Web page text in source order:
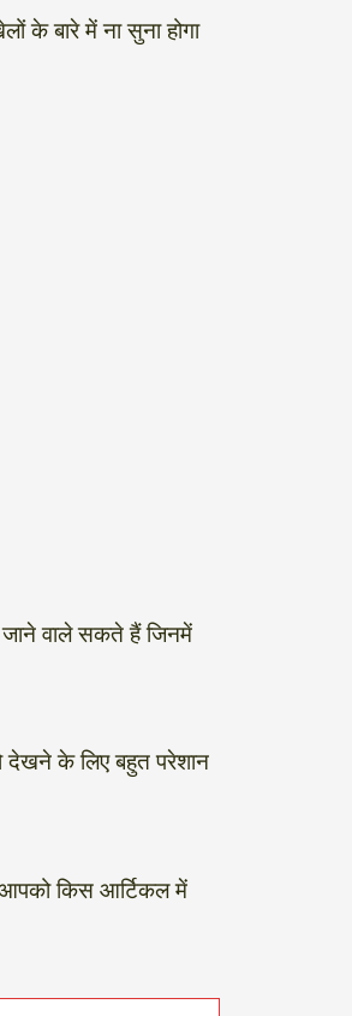
के बारे में ना सुना होगा
जाने वाले सकते हैं जिनमें
देखने के लिए बहुत परेशान
किस आर्टिकल में